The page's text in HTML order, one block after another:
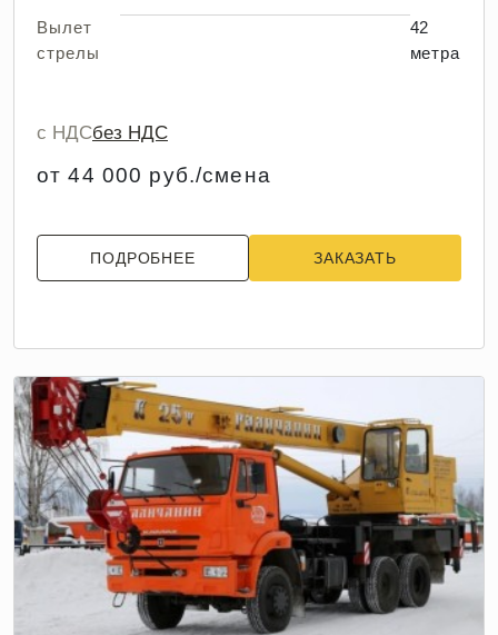
Вылет
стрелы
42
метра
с НДСбез НДС
от 44 000 руб./смена
ПОДРОБНЕЕ ЗАКАЗАТЬ